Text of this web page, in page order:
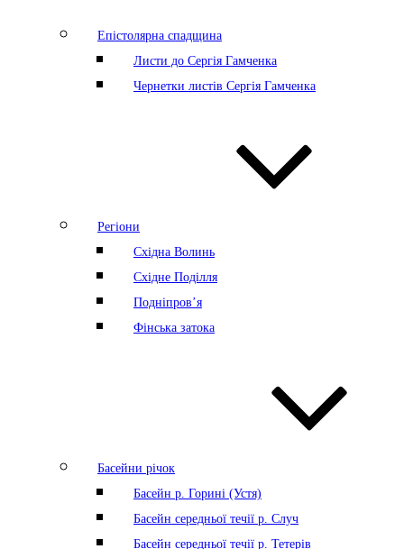
Епістолярна спадщина
Листи до Сергія Гамченка
Чернетки листів Сергія Гамченка
Регіони
Східна Волинь
Східне Поділля
Подніпров’я
Фінська затока
Басейни річок
Басейн р. Горині (Устя)
Басейн середньої течії р. Случ
Басейн середньої течії р. Тетерів